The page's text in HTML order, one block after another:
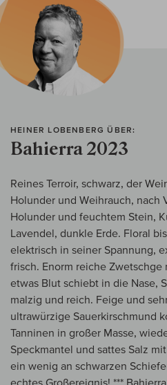
HEINER LOBENBERG ÜBER:
Bahierra 2023
Reines Terroir, schwarz, der
Holunder und Weihrauch, nach
Holunder und feuchtem Stein,
Lavendel, dunkle Erde. Floral
elektrisch in seiner Spannung,
frisch. Enorm reiche Zwetschge
etwas Blut schiebt in die Nase,
malzig und reich. Feige und
ultrawürzige Sauerkirschmund
Tanninen in großer Masse,
Speckmantel und sattes Salz
ein wenig an schwarzen
echtes Großereignis! ***